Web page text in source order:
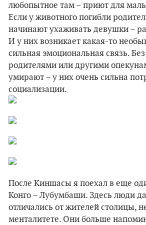
любопытное там – приют для
Если у животного погибли
начинают ухаживать девушки –
И у них возникает какая-то
сильная эмоциональная связь. Без
родителями или другими
умирают – у них очень сильна
социализации.
После Киншасы я поехал в еще
Конго – Лубумбаши. Здесь люди
отличались от жителей столицы,
менталитете. Они больше